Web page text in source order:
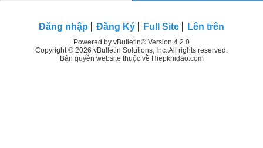
Đăng nhập Đăng Ký Full Site Lên trên
Powered by vBulletin® Version 4.2.0
Copyright © 2026 vBulletin Solutions, Inc. All rights reserved.
Bản quyền website thuộc về Hiepkhidao.com